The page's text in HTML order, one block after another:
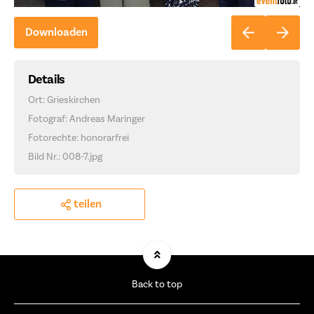
Downloaden
Details
Ort: Grieskirchen
Fotograf: Andreas Maringer
Fotorechte: honorarfrei
Bild Nr.: 008-7.jpg
teilen
Back to top